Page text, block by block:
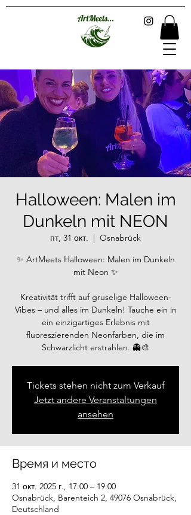
Halloween: Malen im
Dunkeln mit NEON
пт, 31 окт.
  |
Osnabrück
✨ ArtMeets Halloween: Malen im Dunkeln
mit Neon ✨
Kreativität trifft auf gruselige Halloween-
Vibes – und alles im Dunkeln! Tauche ein in
ein einzigartiges Erlebnis mit
fluoreszierenden Neonfarben, die im
Schwarzlicht erstrahlen. 👻🎨
Tickets stehen nicht zum Verkauf
Jetzt andere Veranstaltungen
ansehen
Время и место
31 окт. 2025 г., 17:00 – 19:00
Osnabrück, Barenteich 2, 49076 Osnabrück,
Deutschland